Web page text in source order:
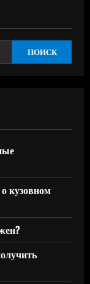
ПОИСК
кузовном